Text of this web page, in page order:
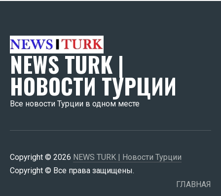
NEWS TURK |
НОВОСТИ ТУРЦИИ
Все новости Турции в одном месте
Copyright © 2026 NEWS TURK | Новости Турции
Copyright © Все права защищены.
ГЛАВНАЯ